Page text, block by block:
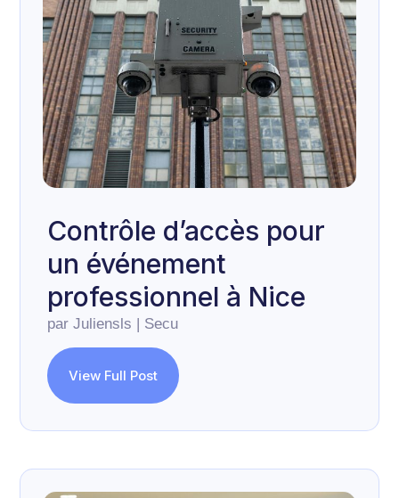
Contrôle d’accès pour
un événement
professionnel à Nice
parJuliensls | Secu
View Full Post